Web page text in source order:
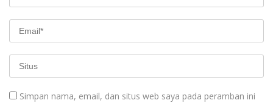
Simpan nama, email, dan situs web saya pada peramban ini